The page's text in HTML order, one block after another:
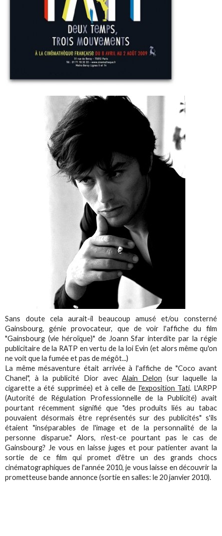
Sans doute cela aurait-il beaucoup amusé et/ou consterné
Gainsbourg, génie provocateur, que de voir l'affiche du film
"Gainsbourg (vie héroïque)" de Joann Sfar interdite par la régie
publicitaire de la RATP en vertu de la loi Evin (et alors même qu'on
ne voit que la fumée et pas de mégôt...)
La même mésaventure était arrivée à l'affiche de "Coco avant
Chanel", à la publicité Dior avecAlain Delon (sur laquelle la
cigarette a été supprimée) et à celle de l'exposition Tati. L'ARPP
(Autorité de Régulation Professionnelle de la Publicité) avait
pourtant récemment signifié que "des produits liés au tabac
pouvaient désormais être représentés sur des publicités" s'ils
étaient "inséparables de l'image et de la personnalité de la
personne disparue." Alors, n'est-ce pourtant pas le cas de
Gainsbourg? Je vous en laisse juges et pour patienter avant la
sortie de ce film qui promet d'être un des grands chocs
cinématographiques de l'année 2010, je vous laisse en découvrir la
prometteuse bande annonce (sortie en salles: le 20 janvier 2010).